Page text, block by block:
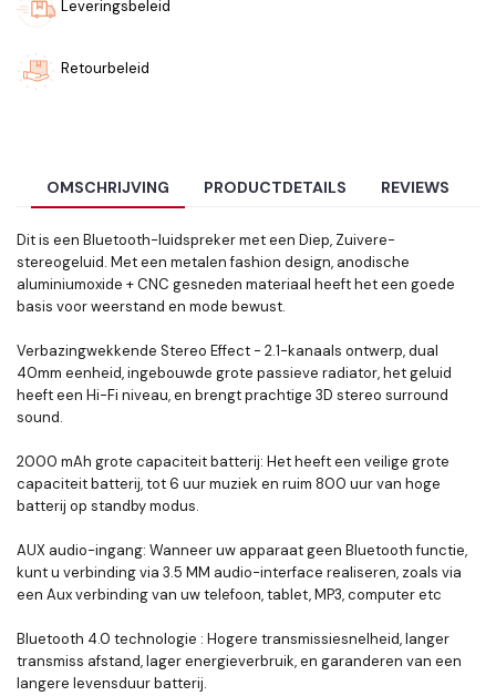
Leveringsbeleid
Retourbeleid
OMSCHRIJVING PRODUCTDETAILS REVIEWS
Dit is een Bluetooth-luidspreker met een Diep, Zuivere-
stereogeluid. Met een metalen fashion design, anodische
aluminiumoxide + CNC gesneden materiaal heeft het een goede
basis voor weerstand en mode bewust.
Verbazingwekkende Stereo Effect - 2.1-kanaals ontwerp, dual
40mm eenheid, ingebouwde grote passieve radiator, het geluid
heeft een Hi-Fi niveau, en brengt prachtige 3D stereo surround
sound.
2000 mAh grote capaciteit batterij: Het heeft een veilige grote
capaciteit batterij, tot 6 uur muziek en ruim 800 uur van hoge
batterij op standby modus.
AUX audio-ingang: Wanneer uw apparaat geen Bluetooth functie,
kunt u verbinding via 3.5 MM audio-interface realiseren, zoals via
een Aux verbinding van uw telefoon, tablet, MP3, computer etc
Bluetooth 4.0 technologie : Hogere transmissiesnelheid, langer
transmiss afstand, lager energieverbruik, en garanderen van een
langere levensduur batterij.